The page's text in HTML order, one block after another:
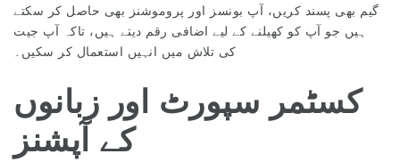
گیم بھی پسند کریں، آپ بونسز اور پروموشنز بھی حاصل کر سکتے
ہیں جو آپ کو کھیلنے کے لیے اضافی رقم دیتے ہیں، تاکہ آپ جیت
کی تلاش میں انہیں استعمال کر سکیں۔
کسٹمر سپورٹ اور زبانوں
کے آپشنز